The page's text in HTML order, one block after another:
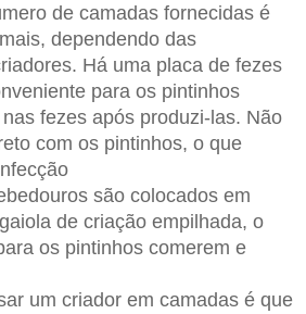
de camadas fornecidas é
dependendo das
Há uma placa de fezes
para os pintinhos
fezes após produzi-las. Não
com os pintinhos, o que
são colocados em
de criação empilhada, o
os pintinhos comerem e
um criador em camadas é que